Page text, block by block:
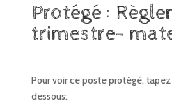
Protégé :
trimestre-
Pour voir ce poste protégé,
dessous: